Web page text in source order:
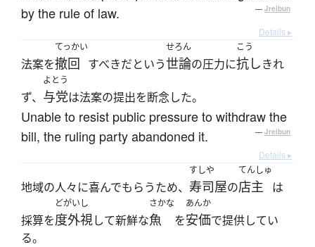
by the rule of law.
— Jreibun
Details ▸
法案を
てっかい
撤回 すべきだという
せろん
世論の圧力に
こう
抗しきれ
ず、
よとう
与党は法案の提出を断念した。
Unable to resist public pressure to withdraw the
bill, the ruling party abandoned it.
— Jreibun
Details ▸
地域の人々に喜んでもらうため、
すしや
寿司屋の
てんしゅ
店主 は
採算を
どがいし
度外視して新鮮な
さかな
魚 を
あんか
安価で提供してい
る。